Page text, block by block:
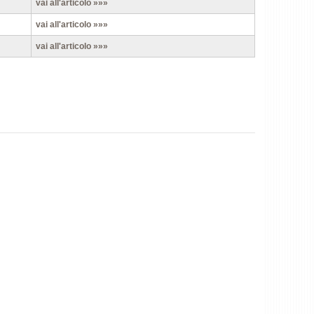
vai all'articolo »»»
vai all'articolo »»»
vai all'articolo »»»